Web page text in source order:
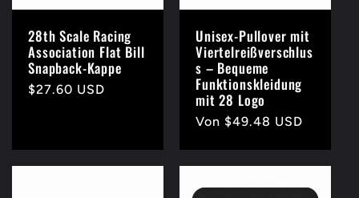
28th Scale Racing
Association Flat Bill
Snapback-Kappe
Normaler
$27.60 USD
Unisex-Pullover mit
Viertelreißverschlus
s – Bequeme
Funktionskleidung
mit 28 Logo
Normaler
Von $49.48 USD